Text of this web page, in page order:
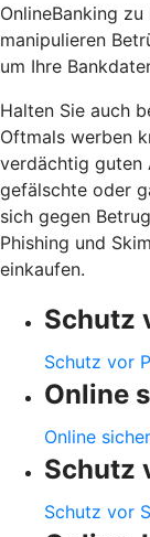
OnlineBanking
manipulieren
um Ihre
Halten Sie auch
Oftmals werben
verdächtig guten
gefälschte oder
sich gegen
Phishing und
einkaufen.
Schutz
Schutz vor
Online
Online
Schutz
Schutz vor